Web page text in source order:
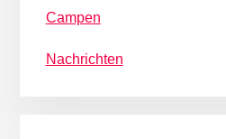
Campen
Nachrichten